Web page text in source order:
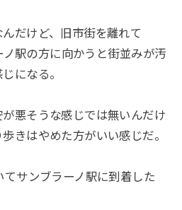
だけど、旧市街を離れて
駅の方に向かうと街並みが汚
になる。
悪そうな感じでは無いんだけ
きはやめた方がいい感じだ。
サンブラーノ駅に到着した